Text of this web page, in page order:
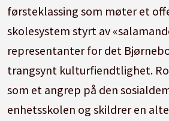
førsteklassing som møter et
skolesystem styrt av
representanter for det
trangsynt kulturfiendtlighet.
som et angrep på den
enhetsskolen og skildrer en